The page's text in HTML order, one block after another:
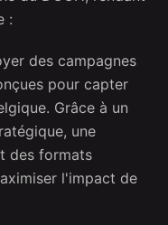
:
des campagnes
pour capter
Grâce à un
une
des formats
l'impact de